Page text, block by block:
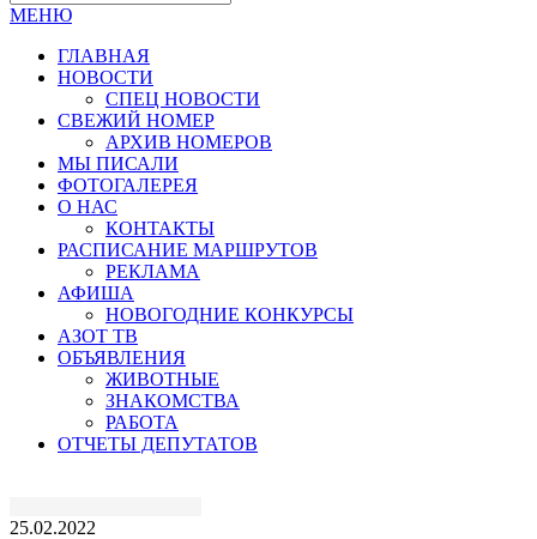
МЕНЮ
ГЛАВНАЯ
НОВОСТИ
СПЕЦ НОВОСТИ
СВЕЖИЙ НОМЕР
АРХИВ НОМЕРОВ
МЫ ПИСАЛИ
ФОТОГАЛЕРЕЯ
О НАС
КОНТАКТЫ
РАСПИСАНИЕ МАРШРУТОВ
РЕКЛАМА
АФИША
НОВОГОДНИЕ КОНКУРСЫ
АЗОТ ТВ
ОБЪЯВЛЕНИЯ
ЖИВОТНЫЕ
ЗНАКОМСТВА
РАБОТА
ОТЧЕТЫ ДЕПУТАТОВ
25.02.2022